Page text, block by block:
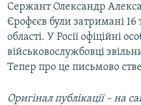
Сержант Олександр
Єрофєєв були затримані 16
області. У Росії офіційні
військовослужбовці
Тепер про це письмово
Оригінал публікації – на